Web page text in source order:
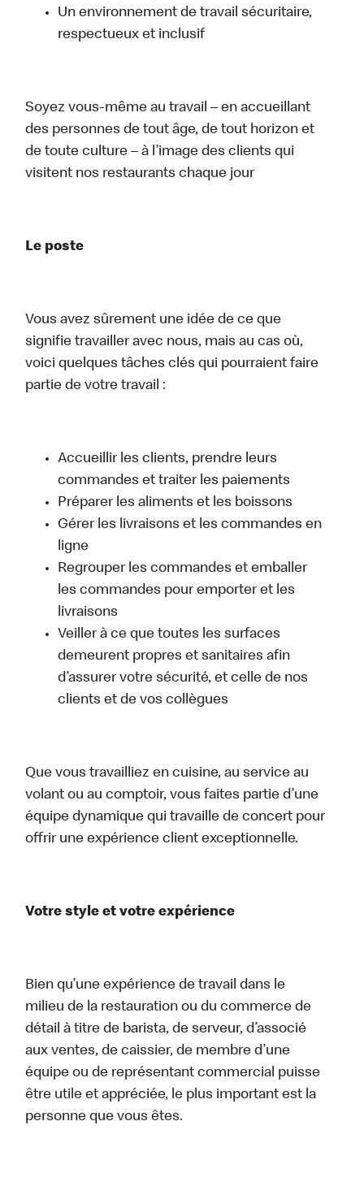
Un environnement de travail sécuritaire,
respectueux et inclusif
Soyez vous-même au travail – en accueillant
des personnes de tout âge, de tout horizon et
de toute culture – à l’image des clients qui
visitent nos restaurants chaque jour
Le poste
Vous avez sûrement une idée de ce que
signifie travailler avec nous, mais au cas où,
voici quelques tâches clés qui pourraient faire
partie de votre travail :
Accueillir les clients, prendre leurs
commandes et traiter les paiements
Préparer les aliments et les boissons
Gérer les livraisons et les commandes en
ligne
Regrouper les commandes et emballer
les commandes pour emporter et les
livraisons
Veiller à ce que toutes les surfaces
demeurent propres et sanitaires afin
d’assurer votre sécurité, et celle de nos
clients et de vos collègues
Que vous travailliez en cuisine, au service au
volant ou au comptoir, vous faites partie d’une
équipe dynamique qui travaille de concert pour
offrir une expérience client exceptionnelle.
Votre style et votre expérience
Bien qu’une expérience de travail dans le
milieu de la restauration ou du commerce de
détail à titre de barista, de serveur, d’associé
aux ventes, de caissier, de membre d’une
équipe ou de représentant commercial puisse
être utile et appréciée, le plus important est la
personne que vous êtes.